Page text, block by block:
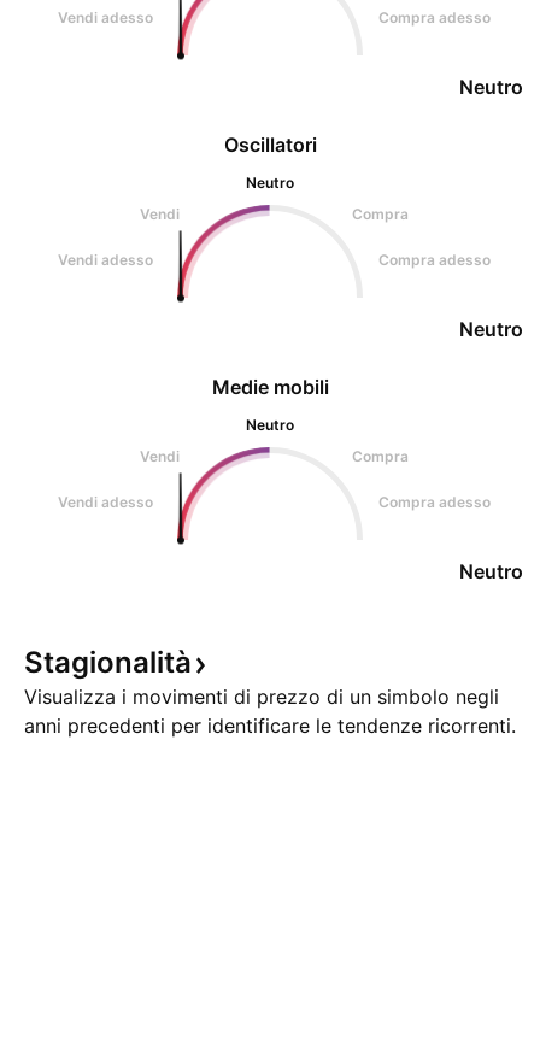
Oscillatori
Neutro
Vendi
Compra
Vendi adesso Compra adesso
Neutro
Vendi adesso Compra adesso
Neutro
Medie mobili
Neutro
Vendi
Compra
Vendi adesso Compra adesso
Neutro
Stagionalità
Visualizza i movimenti di prezzo di un simbolo negli
anni precedenti per identificare le tendenze ricorrenti.